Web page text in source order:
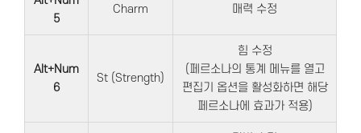
5
Charm 매력 수정
Alt+Num
6
St (Strength)
힘 수정
(페르소나의 통계 메뉴를 열고
편집기 옵션을 활성화하면 해당
페르소나에 효과가 적용)